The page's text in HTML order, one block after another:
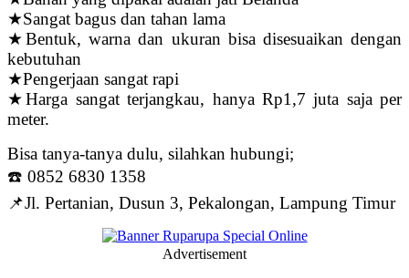
★Sangat bagus dan tahan lama
★Bentuk, warna dan ukuran bisa disesuaikan dengan
kebutuhan
★Pengerjaan sangat rapi
★Harga sangat terjangkau, hanya Rp1,7 juta saja per
meter.
Bisa tanya-tanya dulu, silahkan hubungi;
☎️ 0852 6830 1358
📌Jl. Pertanian, Dusun 3, Pekalongan, Lampung Timur
Advertisement